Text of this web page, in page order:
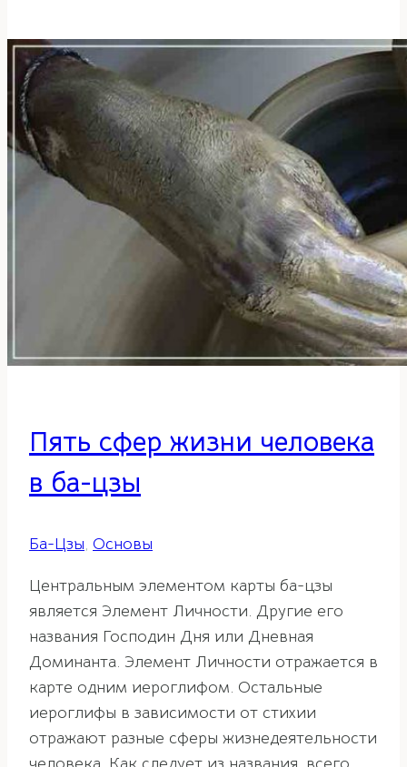
Пять сфер жизни человека
в ба-цзы
Ба-Цзы, Основы
Центральным элементом карты ба-цзы
является Элемент Личности. Другие его
названия Господин Дня или Дневная
Доминанта. Элемент Личности отражается в
карте одним иероглифом. Остальные
иероглифы в зависимости от стихии
отражают разные сферы жизнедеятельности